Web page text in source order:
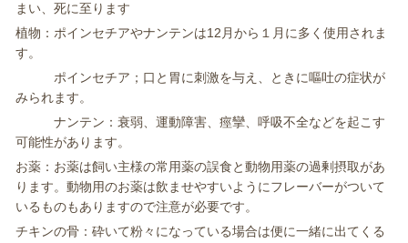
まい、死に至ります
植物：ポインセチアやナンテンは12月から１月に多く使用されま
す。
ポインセチア；口と胃に刺激を与え、ときに嘔吐の症状が
みられます。
ナンテン：衰弱、運動障害、痙攣、呼吸不全などを起こす
可能性があります。
お薬：お薬は飼い主様の常用薬の誤食と動物用薬の過剰摂取があ
ります。動物用のお薬は飲ませやすいようにフレーバーがついて
いるものもありますので注意が必要です。
チキンの骨：砕いて粉々になっている場合は便に一緒に出てくる